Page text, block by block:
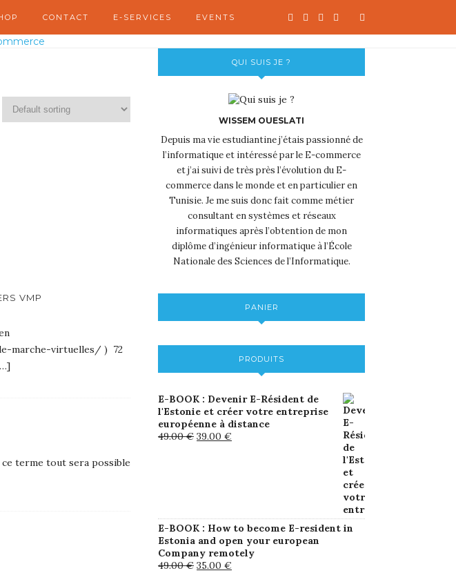
CONTACT E-SERVICES EVENTS
VMP
marche-virtuelles/ ) 72
ce terme tout sera possible
QUI SUIS JE ?
WISSEM OUESLATI
Depuis ma vie estudiantine j’étais passionné de
l’informatique et intéressé par le E-commerce
et j’ai suivi de très près l’évolution du E-
commerce dans le monde et en particulier en
Tunisie. Je me suis donc fait comme métier
consultant en systèmes et réseaux
informatiques après l’obtention de mon
diplôme d’ingénieur informatique à l’École
Nationale des Sciences de l’Informatique.
PANIER
PRODUITS
E-BOOK : Devenir E-Résident de
l'Estonie et créer votre entreprise
européenne à distance
49.00€ 39.00 €
E-BOOK : How to become E-resident in
Estonia and open your european
Company remotely
49.00€ 35.00 €